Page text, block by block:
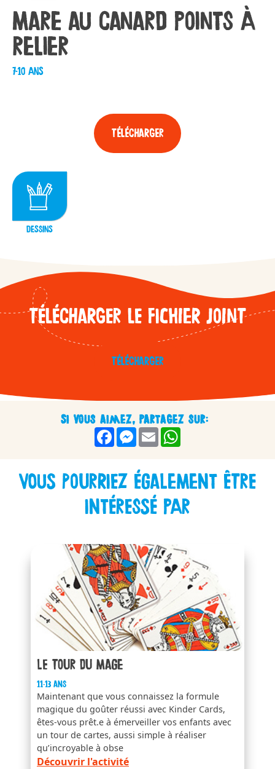
Mare au canard points à
relier
7-10 ans
DESSINS
Télécharger
Télécharger le fichier joint
Télécharger
Si vous aimez, partagez sur:
FacebookMessenger
Email
Vous pourriez également être
intéressé par
Le tour du mage
11-13 ans
Maintenant que vous connaissez la formule
magique du goûter réussi avec Kinder Cards,
êtes-vous prêt.e à émerveiller vos enfants avec
un tour de cartes, aussi simple à réaliser
qu’incroyable à obse
Découvrir l'activité